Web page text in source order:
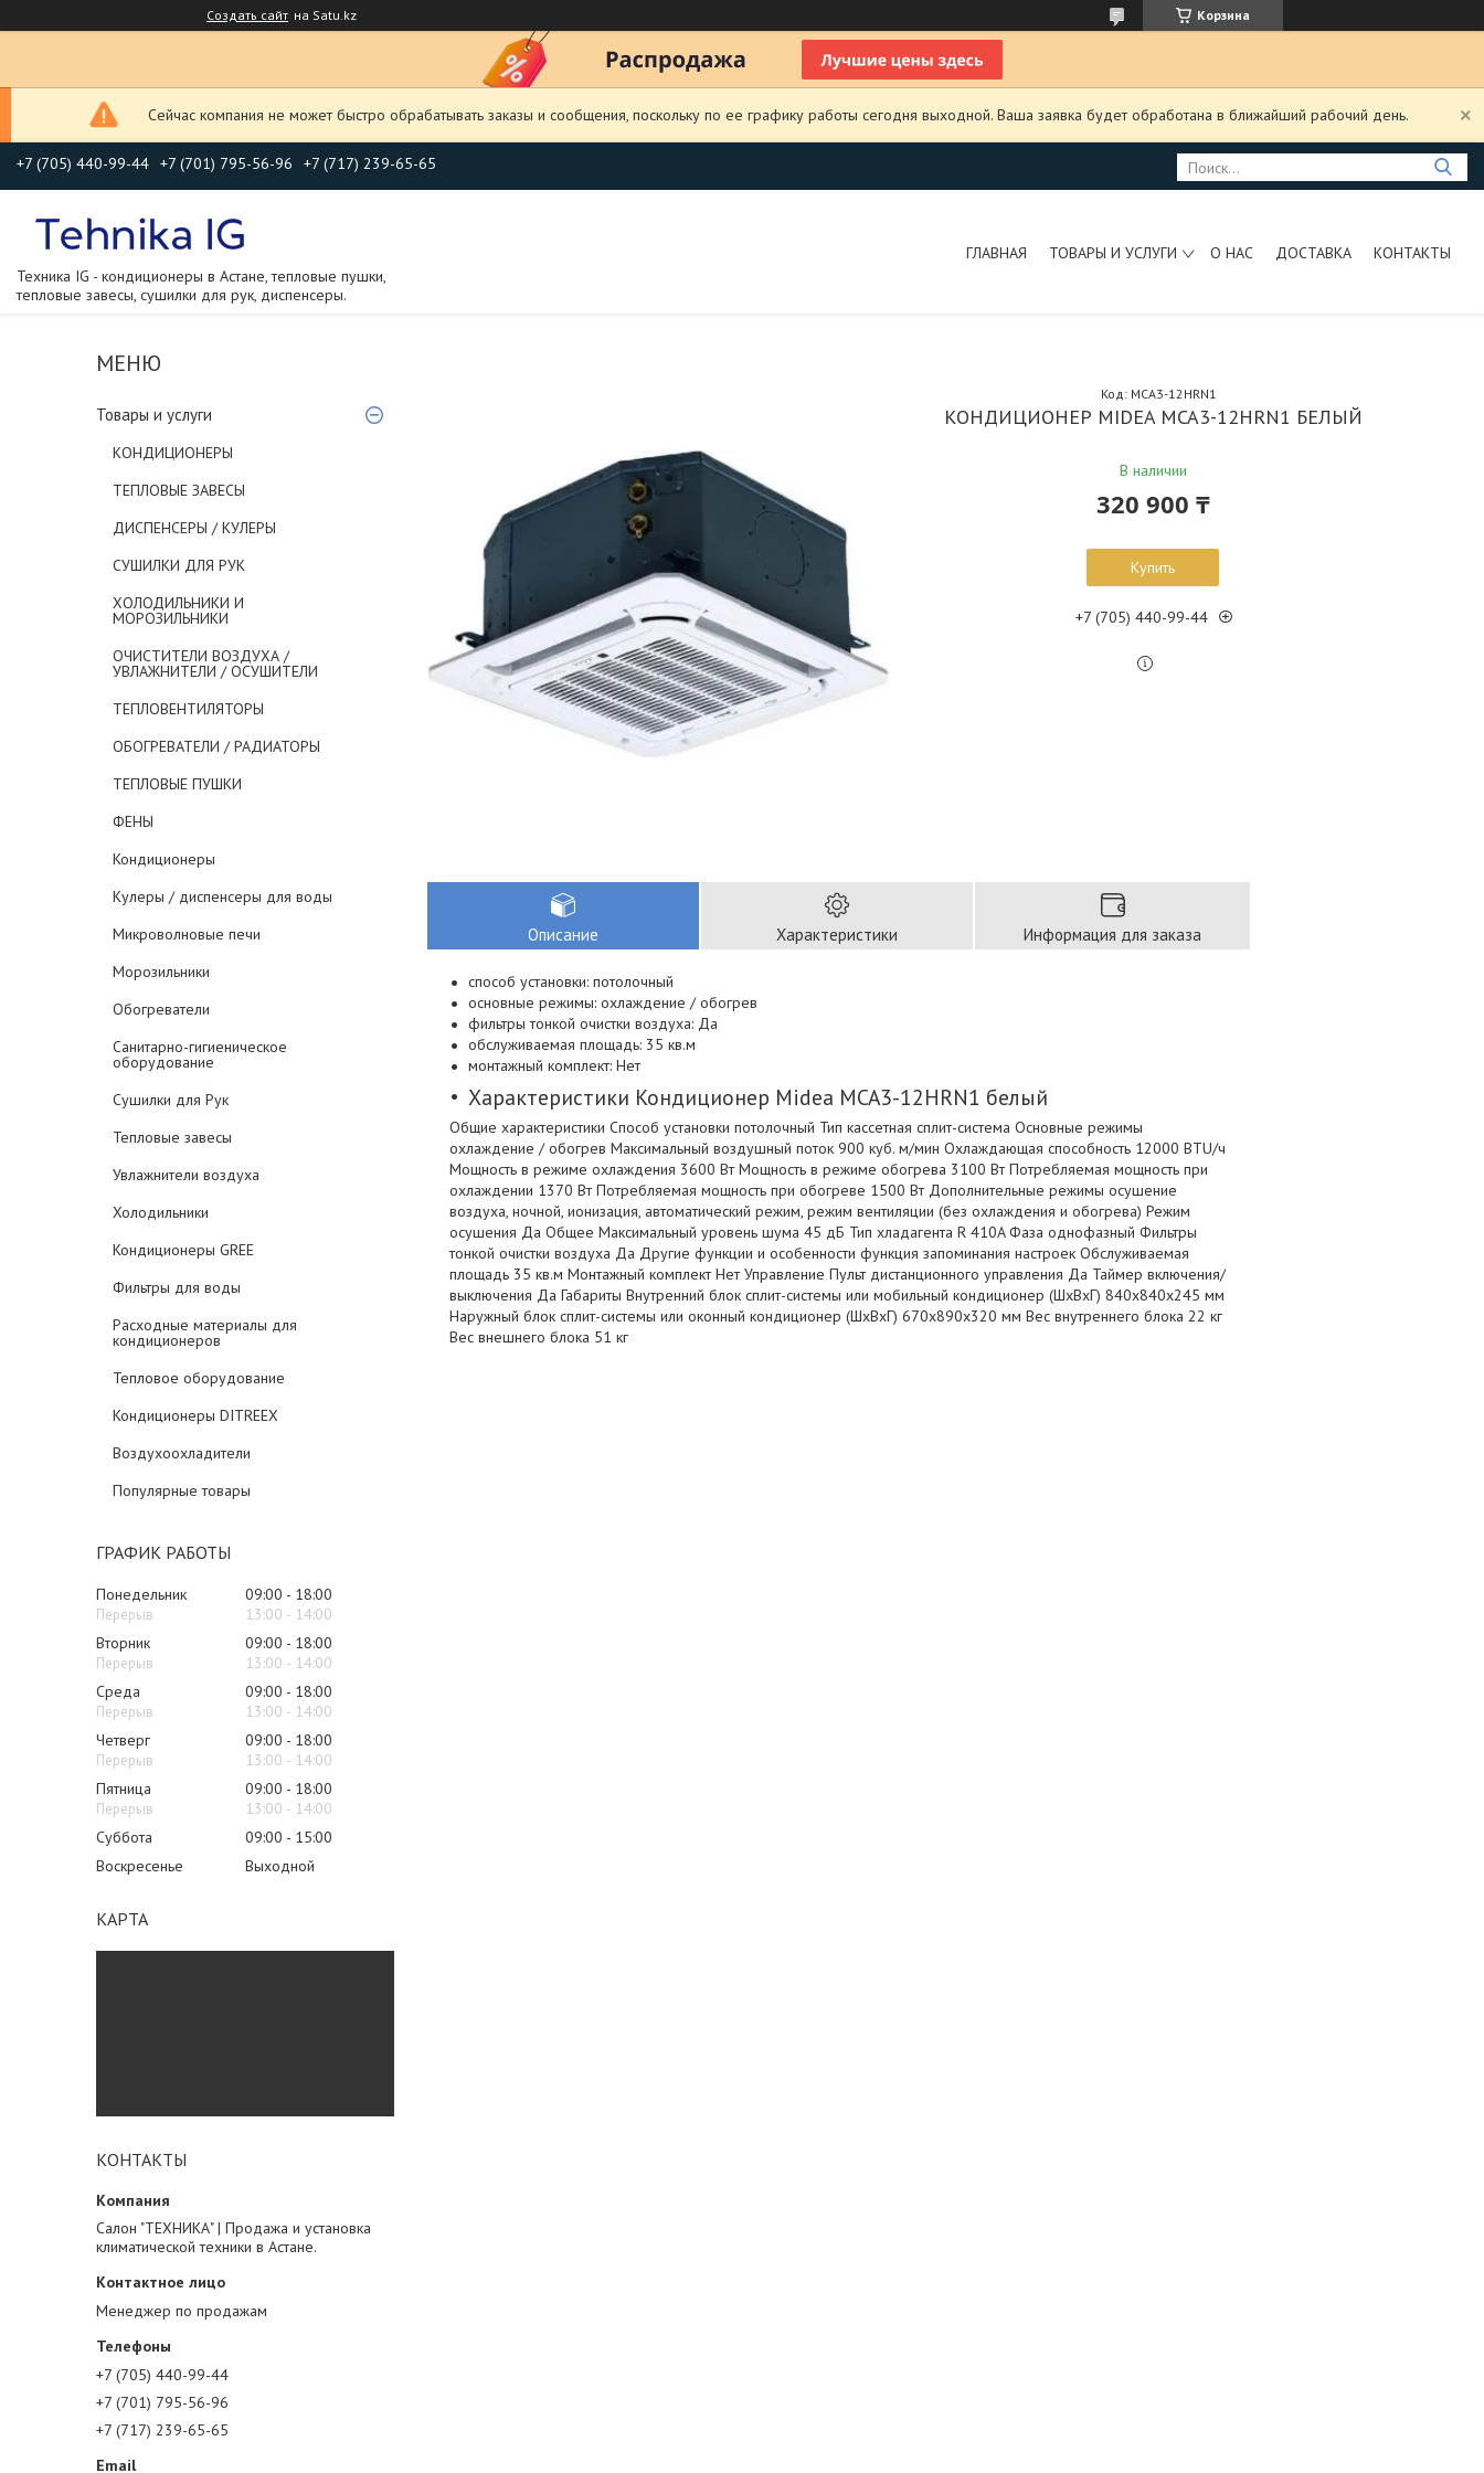
Создать сайт на Satu.kz Корзина
Сейчас компания не может быстро обрабатывать заказы и сообщения, поскольку по ее графику работы сегодня выходной. Ваша заявка будет обработана в ближайший рабочий день.
+7 (705) 440-99-44 +7 (701) 795-56-96 +7 (717) 239-65-65
Техника IG - кондиционеры в Астане, тепловые пушки,
тепловые завесы, сушилки для рук, диспенсеры.
ГЛАВНАЯ ТОВАРЫ И УСЛУГИ О НАС ДОСТАВКА КОНТАКТЫ
Товары и услуги
КОНДИЦИОНЕРЫ
ТЕПЛОВЫЕ ЗАВЕСЫ
ДИСПЕНСЕРЫ / КУЛЕРЫ
СУШИЛКИ ДЛЯ РУК
ХОЛОДИЛЬНИКИ И
МОРОЗИЛЬНИКИ
ОЧИСТИТЕЛИ ВОЗДУХА /
УВЛАЖНИТЕЛИ / ОСУШИТЕЛИ
ТЕПЛОВЕНТИЛЯТОРЫ
ОБОГРЕВАТЕЛИ / РАДИАТОРЫ
ТЕПЛОВЫЕ ПУШКИ
ФЕНЫ
Кондиционеры
Кулеры / диспенсеры для воды
Микроволновые печи
Морозильники
Обогреватели
Санитарно-гигиеническое
оборудование
Сушилки для Рук
Тепловые завесы
Увлажнители воздуха
Холодильники
Кондиционеры GREE
Фильтры для воды
Расходные материалы для
кондиционеров
Тепловое оборудование
Кондиционеры DITREEX
Воздухоохладители
Популярные товары
ГРАФИК РАБОТЫ
Понедельник 09:00
18:00
13:00
14:00
Вторник
09:00
18:00
13:00
14:00
Среда
09:00
18:00
13:00
14:00
Четверг
09:00
18:00
13:00
14:00
Пятница
09:00
18:00
13:00
14:00
Суббота
09:00
15:00
Воскресенье
Выходной
КАРТА
КОНТАКТЫ
Салон "ТЕХНИКА" | Продажа и установка
климатической техники в Астане.
Менеджер по продажам
+7 (705) 440-99-44
+7 (701) 795-56-96
+7 (717) 239-65-65
КОНДИЦИОНЕР MIDEA MCA3-12HRN1 БЕЛЫЙ
В наличии
Код: MCA3-12HRN1
320 900 ₸
Купить
+7 (705) 440-99-44
Описание Характеристики Информация для заказа
способ установки: потолочный
основные режимы: охлаждение / обогрев
фильтры тонкой очистки воздуха: Да
обслуживаемая площадь: 35 кв.м
монтажный комплект: Нет
Характеристики Кондиционер Midea MCA3-12HRN1 белый
Общие характеристики Способ установки потолочный Тип кассетная сплит-система Основные режимы
охлаждение / обогрев Максимальный воздушный поток 900 куб. м/мин Охлаждающая способность 12000 BTU/ч
Мощность в режиме охлаждения 3600 Вт Мощность в режиме обогрева 3100 Вт Потребляемая мощность при
охлаждении 1370 Вт Потребляемая мощность при обогреве 1500 Вт Дополнительные режимы осушение
воздуха, ночной, ионизация, автоматический режим, режим вентиляции (без охлаждения и обогрева) Режим
осушения Да Общее Максимальный уровень шума 45 дБ Тип хладагента R 410A Фаза однофазный Фильтры
тонкой очистки воздуха Да Другие функции и особенности функция запоминания настроек Обслуживаемая
площадь 35 кв.м Монтажный комплект Нет Управление Пульт дистанционного управления Да Таймер включения/
выключения Да Габариты Внутренний блок сплит-системы или мобильный кондиционер (ШxВxГ) 840x840x245 мм
Наружный блок сплит-системы или оконный кондиционер (ШxВxГ) 670x890x320 мм Вес внутреннего блока 22 кг
Вес внешнего блока 51 кг